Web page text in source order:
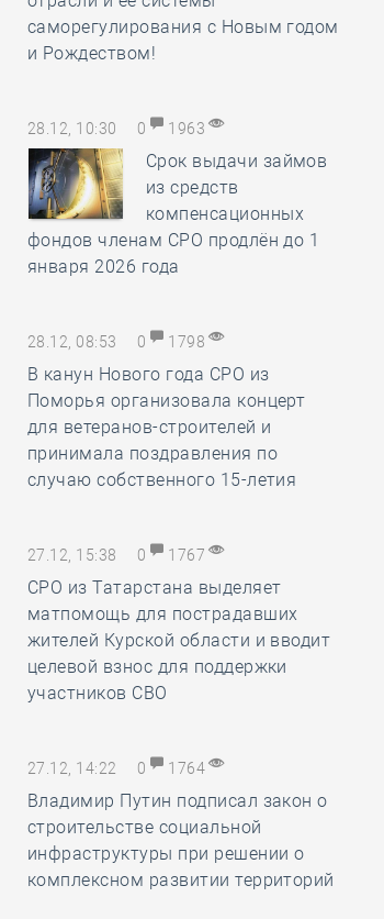
саморегулирования с Новым годом
и Рождеством!
28.12, 10:30 0 1963
Срок выдачи займов
из средств
компенсационных
фондов членам СРО продлён до 1
января 2026 года
28.12, 08:53 0 1798
В канун Нового года СРО из
Поморья организовала концерт
для ветеранов-строителей и
принимала поздравления по
случаю собственного 15-летия
27.12, 15:38 0 1767
СРО из Татарстана выделяет
матпомощь для пострадавших
жителей Курской области и вводит
целевой взнос для поддержки
участников СВО
27.12, 14:22 0 1764
Владимир Путин подписал закон о
строительстве социальной
инфраструктуры при решении о
комплексном развитии территорий